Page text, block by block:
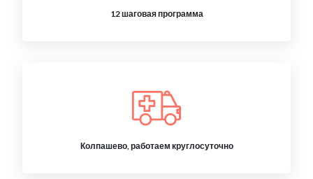
12 шаговая программа
Колпашево, работаем круглосуточно